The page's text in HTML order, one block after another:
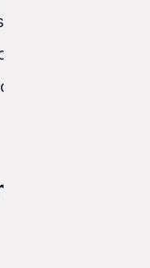
intuicyjne i
ułatwia
w naszym
Git w